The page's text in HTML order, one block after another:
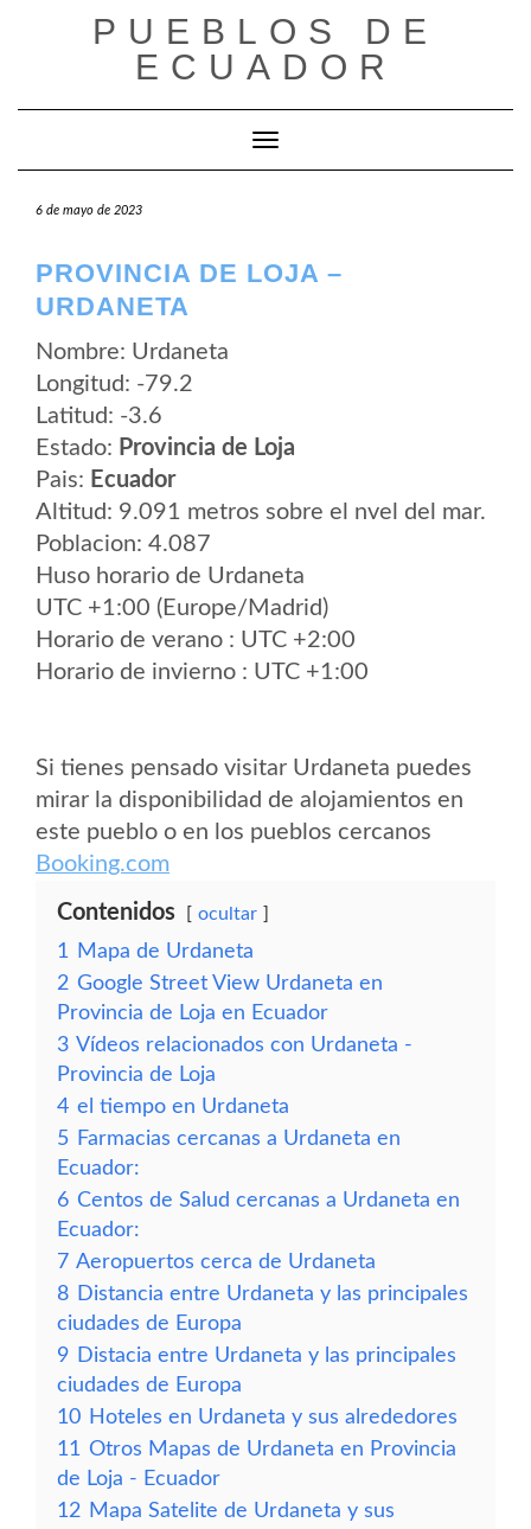
PUEBLOS DE
ECUADOR
Cambiar modo de navegación
6 de mayo de 2023
PROVINCIA DE LOJA –
URDANETA
Nombre: Urdaneta
Longitud: -79.2
Latitud: -3.6
Estado: Provincia de Loja
Pais: Ecuador
Altitud: 9.091 metros sobre el nvel del mar.
Poblacion: 4.087
Huso horario de Urdaneta
UTC +1:00 (Europe/Madrid)
Horario de verano : UTC +2:00
Horario de invierno : UTC +1:00
Si tienes pensado visitar Urdaneta puedes
mirar la disponibilidad de alojamientos en
este pueblo o en los pueblos cercanos
Booking.com
Contenidos ocultar
1
Mapa de Urdaneta
2 Google Street View Urdaneta en
Provincia de Loja en Ecuador
3 Vídeos relacionados con Urdaneta -
Provincia de Loja
4 el tiempo en Urdaneta
5 Farmacias cercanas a Urdaneta en
Ecuador:
6 Centos de Salud cercanas a Urdaneta en
Ecuador:
7 Aeropuertos cerca de Urdaneta
8 Distancia entre Urdaneta y las principales
ciudades de Europa
9 Distacia entre Urdaneta y las principales
ciudades de Europa
10 Hoteles en Urdaneta y sus alrededores
11 Otros Mapas de Urdaneta en Provincia
de Loja - Ecuador
12 Mapa Satelite de Urdaneta y sus